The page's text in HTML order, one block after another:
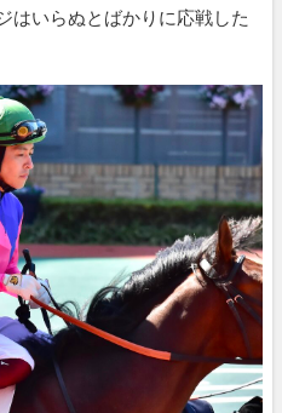
いらぬとばかりに応戦した